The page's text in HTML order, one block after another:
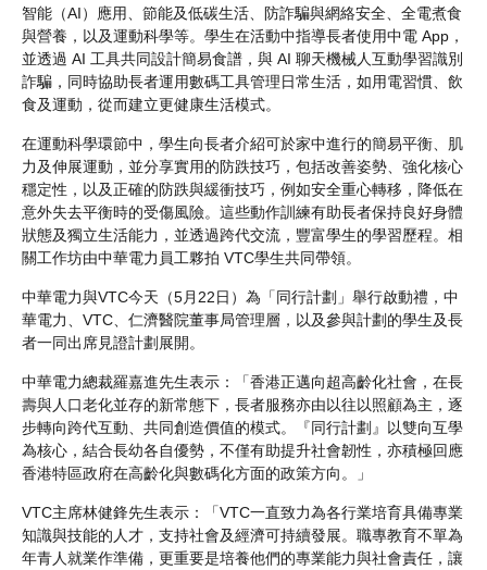
智能（AI）應用、節能及低碳生活、防詐騙與網絡安全、全電煮食
與營養，以及運動科學等。學生在活動中指導長者使用中電 App，
並透過 AI 工具共同設計簡易食譜，與 AI 聊天機械人互動學習識別
詐騙，同時協助長者運用數碼工具管理日常生活，如用電習慣、飲
食及運動，從而建立更健康生活模式。
在運動科學環節中，學生向長者介紹可於家中進行的簡易平衡、肌
力及伸展運動，並分享實用的防跌技巧，包括改善姿勢、強化核心
穩定性，以及正確的防跌與緩衝技巧，例如安全重心轉移，降低在
意外失去平衡時的受傷風險。這些動作訓練有助長者保持良好身體
狀態及獨立生活能力，並透過跨代交流，豐富學生的學習歷程。相
關工作坊由中華電力員工夥拍 VTC學生共同帶領。
中華電力與VTC今天（5月22日）為「同行計劃」舉行啟動禮，中
華電力、VTC、仁濟醫院董事局管理層，以及參與計劃的學生及長
者一同出席見證計劃展開。
中華電力總裁羅嘉進先生表示：「香港正邁向超高齡化社會，在長
壽與人口老化並存的新常態下，長者服務亦由以往以照顧為主，逐
步轉向跨代互動、共同創造價值的模式。『同行計劃』以雙向互學
為核心，結合長幼各自優勢，不僅有助提升社會韌性，亦積極回應
香港特區政府在高齡化與數碼化方面的政策方向。」
VTC主席林健鋒先生表示：「VTC一直致力為各行業培育具備專業
知識與技能的人才，支持社會及經濟可持續發展。職專教育不單為
年青人就業作準備，更重要是培養他們的專業能力與社會責任，讓